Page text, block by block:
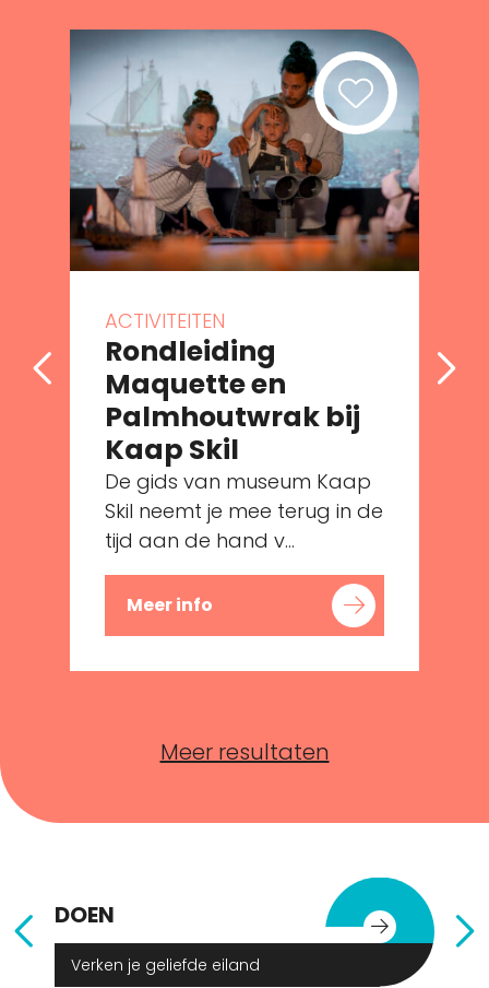
ACTIVITEITEN
Rondleiding
Maquette en
Palmhoutwrak bij
Kaap Skil
De gids van museum Kaap
Skil neemt je mee terug in de
tijd aan de hand v...
Meer info
Meer resultaten
DOEN
Verken je geliefde eiland